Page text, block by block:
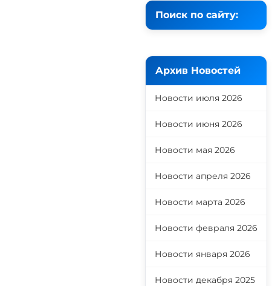
Поиск по сайту:
Архив Новостей
Новости июля 2026
Новости июня 2026
Новости мая 2026
Новости апреля 2026
Новости марта 2026
Новости февраля 2026
Новости января 2026
Новости декабря 2025